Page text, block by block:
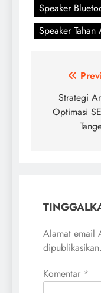
Speaker
Speaker Tahan
Navigasi
posStrategi
Optimasi
Alamat email
dipublikasikan.
Komentar *